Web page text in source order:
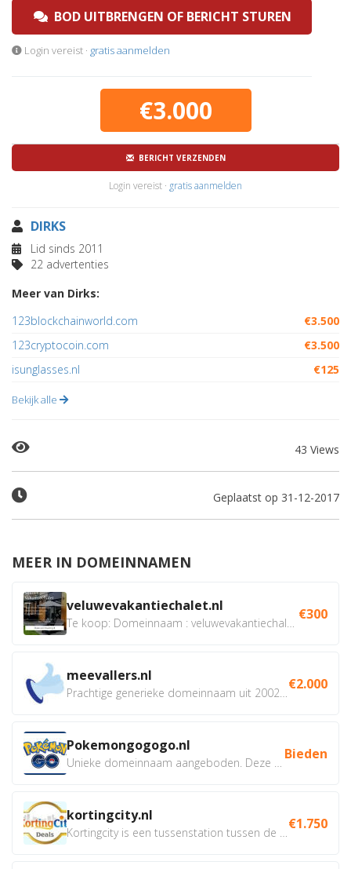
BOD UITBRENGEN OF BERICHT STUREN
Login vereist · gratis aanmelden
€3.000
BERICHT VERZENDEN
Login vereist · gratis aanmelden
DIRKS
Lid sinds 2011
22 advertenties
Meer van Dirks:
123blockchainworld.com
€3.500
123cryptocoin.com
€3.500
isunglasses.nl
€125
Bekijk alle
43 Views
Geplaatst op 31-12-2017
MEER IN DOMEINNAMEN
veluwevakantiechalet.nl €300
meevallers.nl €2.000
Pokemongogogo.nl Bieden
kortingcity.nl €1.750